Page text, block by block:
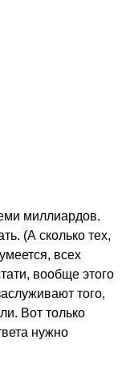
миллиардов.
(А сколько тех,
всех
вообще этого
того,
Вот только
нужно